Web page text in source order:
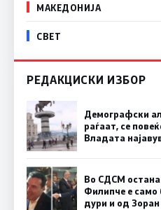
МАКЕДОНИЈА
СВЕТ
РЕДАКЦИСКИ ИЗБОР
Демографски
раѓаат, се
Владата
Во СДСМ остана
Филипче е само
дури и од Зоран